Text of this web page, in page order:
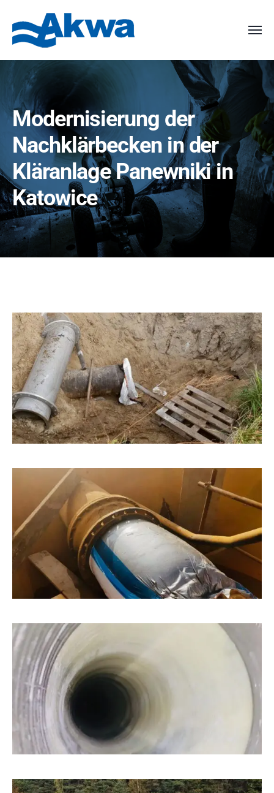
Modernisierung der
Nachklärbecken in der
Kläranlage Panewniki in
Katowice